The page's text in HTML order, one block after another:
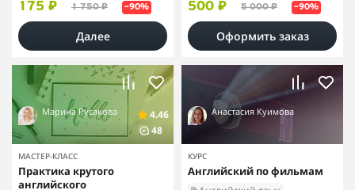
175 ₽ 1 750 ₽ –90%
Далее
500 ₽ 5 000 ₽ –90%
Оформить заказ
Марина Русакова
4.46
48
МАСТЕР-КЛАСС
Практика крутого
английского
Анастасия Куимова
КУРС
Английский по фильмам